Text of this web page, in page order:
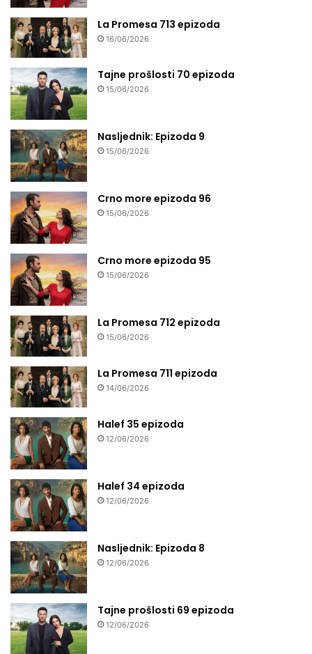
La Promesa 713 epizoda
16/06/2026
Tajne prošlosti 70 epizoda
15/06/2026
Nasljednik: Epizoda 9
15/06/2026
Crno more epizoda 96
15/06/2026
Crno more epizoda 95
15/06/2026
La Promesa 712 epizoda
15/06/2026
La Promesa 711 epizoda
14/06/2026
Halef 35 epizoda
12/06/2026
Halef 34 epizoda
12/06/2026
Nasljednik: Epizoda 8
12/06/2026
Tajne prošlosti 69 epizoda
12/06/2026